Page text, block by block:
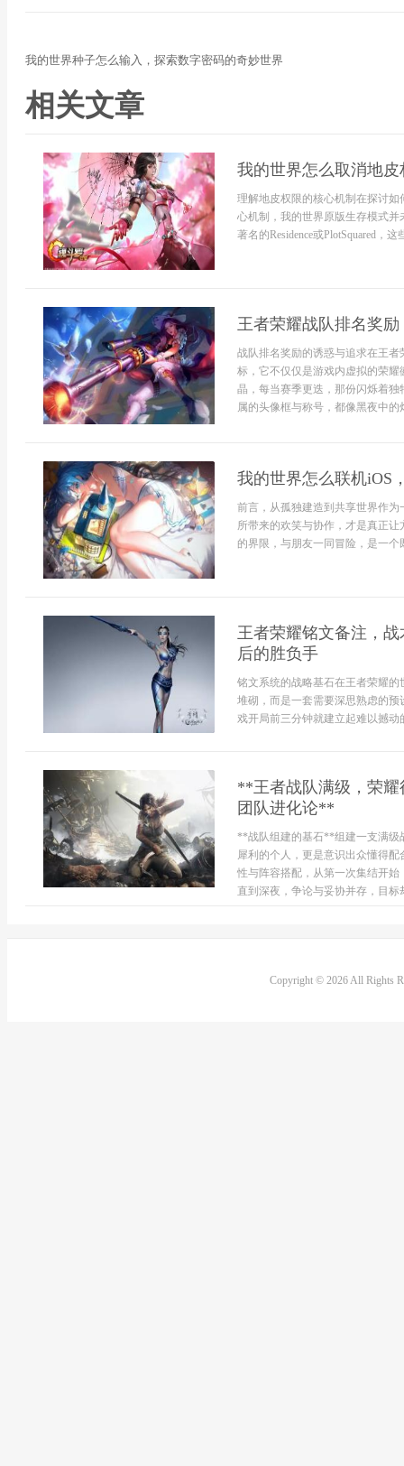
我的世界种子怎么输入，探索数字密码的奇妙世界
相关文章
我的世界怎么取消地
理解地皮权限的核心机制在探讨
心机制，我的世界原版生存模式
著名的Residence或PlotSquared，
王者荣耀战队排名奖
战队排名奖励的诱惑与追求在王
标，它不仅仅是游戏内虚拟的荣
晶，每当赛季更迭，那份闪烁着
属的头像框与称号，都像黑夜中
我的世界怎么联机iOS
前言，从孤独建造到共享世界作
所带来的欢笑与协作，才是真正
的界限，与朋友一同冒险，是一
王者荣耀铭文备注，
后的胜负手
铭文系统的战略基石在王者荣耀
堆砌，而是一套需要深思熟虑的
戏开局前三分钟就建立起难以撼
**王者战队满级，荣
团队进化论**
**战队组建的基石**组建一支满级
犀利的个人，更是意识出众懂得
性与阵容搭配，从第一次集结开
直到深夜，争论与妥协并存，目
Copyright © 2026 All Rights